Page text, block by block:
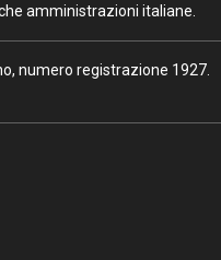
amministrazioni italiane.
numero registrazione 1927.